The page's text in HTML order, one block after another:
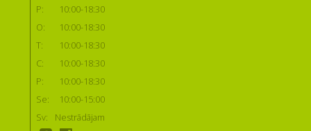
P:
10:00-18:30
O:
10:00-18:30
T:
10:00-18:30
C:
10:00-18:30
P:
10:00-18:30
Se:
10:00-15:00
Sv:
Nestrādājam